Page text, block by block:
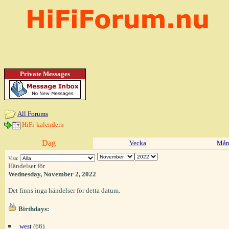
Private Messages
All Forums
HiFi-kalendern
Dag Vecka
Visa:
Händelser för
Wednesday, November 2, 2022
Det finns inga händelser för detta datum.
Birthdays:
west (66)